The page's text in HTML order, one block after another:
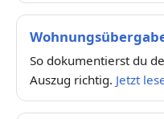
So dokumentierst du
Auszug richtig. Jetzt